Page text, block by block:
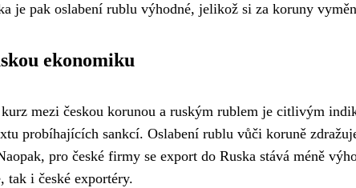
je pak oslabení rublu výhodné, jelikož si za koruny
ekonomiku
mezi českou korunou a ruským rublem je citlivým
probíhajících sankcí. Oslabení rublu vůči koruně
pro české firmy se export do Ruska stává méně
tak i české exportéry.